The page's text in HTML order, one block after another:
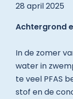
28 april 2025
Achtergrond
In de zomer
water in
te veel PFAS
stof en de